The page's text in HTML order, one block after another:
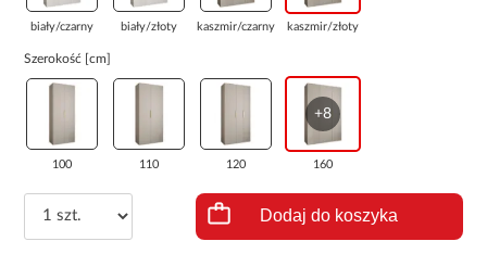
biały/czarny biały/złoty kaszmir/czarny kaszmir/złoty
Szerokość [cm]
100 110 120
+8
160
Dodaj do koszyka